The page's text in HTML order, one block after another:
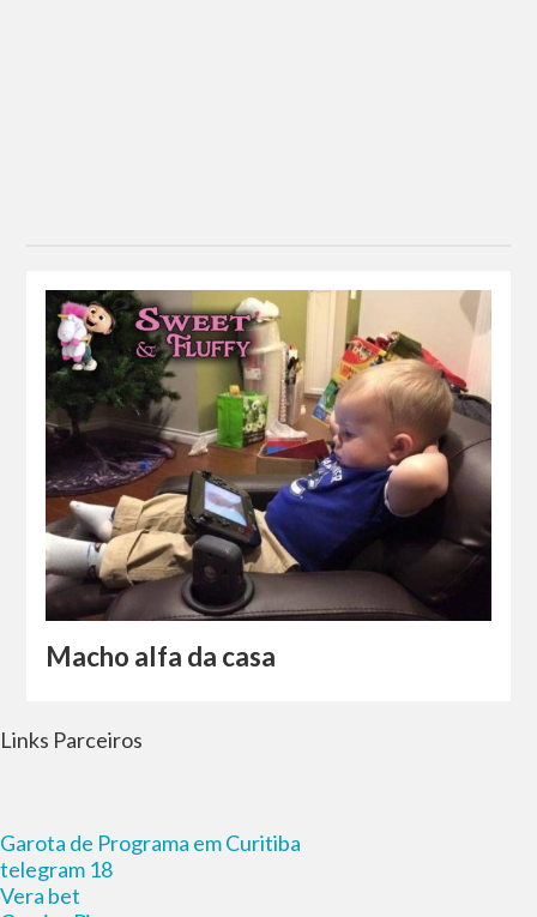
Macho alfa da casa
Links Parceiros
Garota de Programa em Curitiba
telegram 18
Vera bet